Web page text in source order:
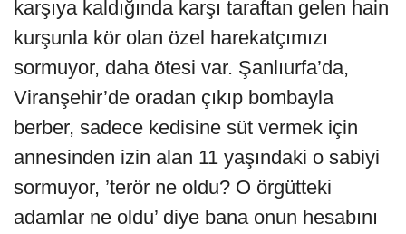
karşıya kaldığında karşı taraftan gelen hain
kurşunla kör olan özel harekatçımızı
sormuyor, daha ötesi var. Şanlıurfa’da,
Viranşehir’de oradan çıkıp bombayla
berber, sadece kedisine süt vermek için
annesinden izin alan 11 yaşındaki o sabiyi
sormuyor, ’terör ne oldu? O örgütteki
adamlar ne oldu’ diye bana onun hesabını